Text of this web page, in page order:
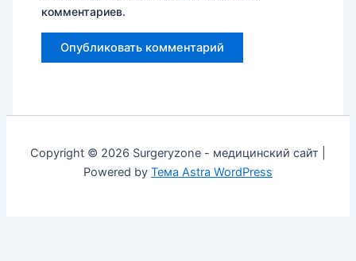
комментариев.
Copyright © 2026 Surgeryzone - медицинский сайт |
Powered by Тема Astra WordPress